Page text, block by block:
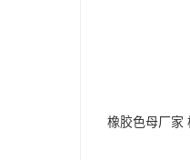
橡胶色母厂家